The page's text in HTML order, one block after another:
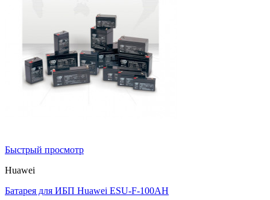
Быстрый просмотр
Huawei
Батарея для ИБП Huawei ESU-F-100AH